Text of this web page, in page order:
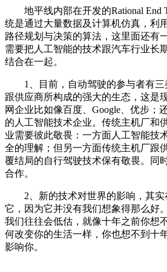
地平线内部在开发的Rational End
统是通过大量数据及计算机仿真，利
路径规划与决策的算法，这里面还有
需要把人工智能的技术跟汽车行业长
结合在一起。
1、目前，自动驾驶的参与者有三
跟供应商所构成的强大的生态，这是
网企业比如像百度、Google、优步；
的人工智能技术企业。传统主机厂和
业需要彼此敬畏：一方面人工智能技
全的理解；但另一方面传统主机厂跟
覆结局的自行驾驶技术保有敬畏。同
合作。
2、新的技术对世界的影响，其实
它，因为它并没有我们想象得那么好
我们往往会低估，就像十年之前你想
何改变你的生活一样，你也想不到十
影响你。